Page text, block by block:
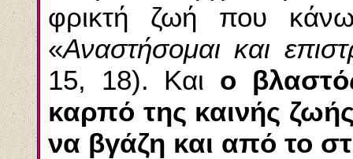
φρικτή ζωή που
«Αναστήσομαι και
15, 18). Και ο
καρπό της καινής
να βγάζη και από το